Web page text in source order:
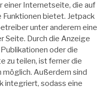
einer Internetseite, die auf
Funktionen bietet. Jetpack
unter anderem eine
Seite. Durch die Anzeige
oder die
zu teilen, ist ferner die
Außerdem sind
integriert, sodass eine